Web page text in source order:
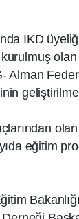
IKD
Alman
eğitim